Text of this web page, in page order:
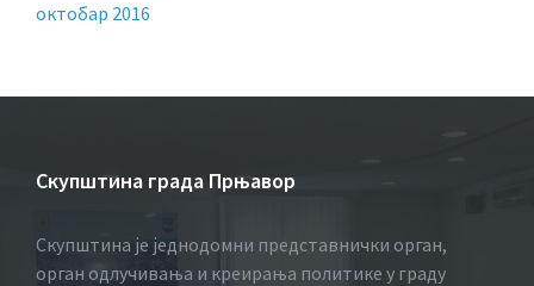
октобар 2016
Скупштина града Прњавор
Скупштина је једнодомни представнички орган,
орган одлучивања и креирања политике у граду